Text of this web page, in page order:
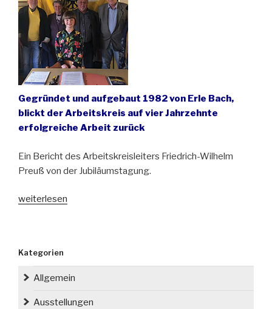
Gegründet und aufgebaut 1982 von Erle Bach,
blickt der Arbeitskreis auf vier Jahrzehnte
erfolgreiche Arbeit zurück
Ein Bericht des Arbeitskreisleiters Friedrich-Wilhelm
Preuß von der Jubiläumstagung.
„40
für
schlesische
in
weiterlesen
Kategorien
Allgemein
Ausstellungen